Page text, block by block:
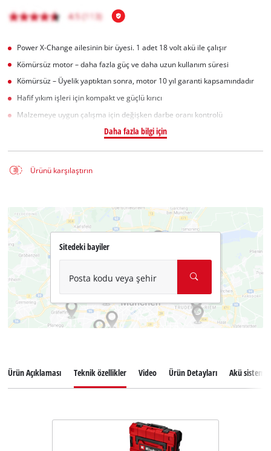
Power X-Change ailesinin bir üyesi. 1 adet 18 volt akü ile çalışır
Kömürsüz motor – daha fazla güç ve daha uzun kullanım süresi
Kömürsüz – Üyelik yaptıktan sonra, motor 10 yıl garanti kapsamındadır
Hafif yıkım işleri için kompakt ve güçlü kırıcı
Malzemeye uygun çalışma için değişken darbe oranı kontrolü
Daha fazla bilgi için
Ürünü karşılaştırın
Sitedeki bayiler
Posta kodu veya şehir
Ürün Açıklaması Teknik özellikler Video Ürün Detayları Akü sistemi